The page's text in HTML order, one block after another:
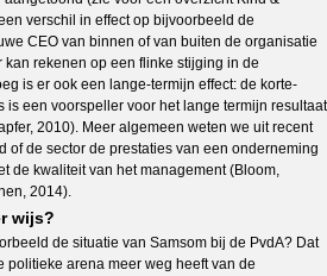
verschil in effect op bijvoorbeeld de
CEO van binnen of van buiten de organisatie
kan rekenen op een flinke stijging in de
is er ook een lange-termijn effect: de korte-
is een voorspeller voor het lange termijn resultaat
2010). Meer algemeen weten we uit recent
of de sector de prestaties van een onderneming
de kwaliteit van het management (Bloom,
2014).
wijs?
de situatie van Samsom bij de PvdA? Dat
politieke arena meer weg heeft van de